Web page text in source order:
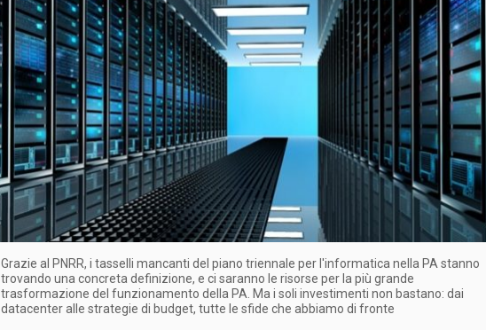
Grazie al PNRR, i tasselli mancanti del piano triennale per l'informatica nella PA stanno
trovando una concreta definizione, e ci saranno le risorse per la più grande
trasformazione del funzionamento della PA. Ma i soli investimenti non bastano: dai
datacenter alle strategie di budget, tutte le sfide che abbiamo di fronte